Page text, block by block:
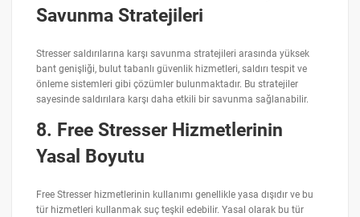
Savunma Stratejileri
Stresser saldırılarına karşı savunma stratejileri arasında yüksek
bant genişliği, bulut tabanlı güvenlik hizmetleri, saldırı tespit ve
önleme sistemleri gibi çözümler bulunmaktadır. Bu stratejiler
sayesinde saldırılara karşı daha etkili bir savunma sağlanabilir.
8. Free Stresser Hizmetlerinin
Yasal Boyutu
Free Stresser hizmetlerinin kullanımı genellikle yasa dışıdır ve bu
tür hizmetleri kullanmak suç teşkil edebilir. Yasal olarak bu tür